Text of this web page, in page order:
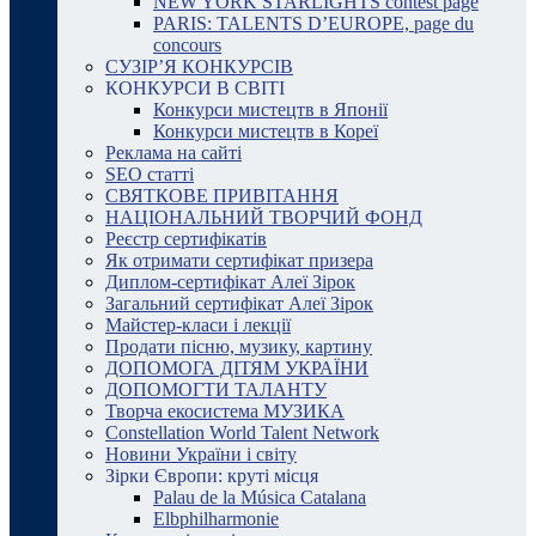
PARIS: TALENTS D’EUROPE, page du
concours
СУЗІР’Я КОНКУРСІВ
КОНКУРСИ В СВІТІ
Конкурси мистецтв в Японії
Конкурси мистецтв в Кореї
Реклама на сайті
SEO статті
СВЯТКОВЕ ПРИВІТАННЯ
НАЦІОНАЛЬНИЙ ТВОРЧИЙ ФОНД
Реєстр сертифікатів
Як отримати сертифікат призера
Диплом-сертифікат Алеї Зірок
Загальний сертифікат Алеї Зірок
Майстер-класи і лекції
Продати пісню, музику, картину
ДОПОМОГА ДІТЯМ УКРАЇНИ
ДОПОМОГТИ ТАЛАНТУ
Творча екосистема МУЗИКА
Constellation World Talent Network
Новини України і світу
Зірки Європи: круті місця
Palau de la Música Catalana
Elbphilharmonie